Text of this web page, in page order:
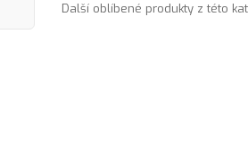
Další oblíbené produkty z této